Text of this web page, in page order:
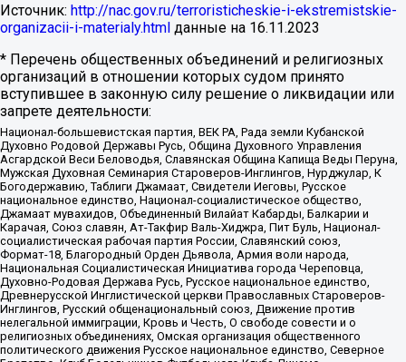
Источник: http://nac.gov.ru/terroristicheskie-i-ekstremistskie-
organizacii-i-materialy.html данные на 16.11.2023
* Перечень общественных объединений и религиозных
организаций в отношении которых судом принято
вступившее в законную силу решение о ликвидации или
запрете деятельности:
Национал-большевистская партия, ВЕК РА, Рада земли Кубанской
Духовно Родовой Державы Русь, Община Духовного Управления
Асгардской Веси Беловодья, Славянская Община Капища Веды Перуна,
Мужская Духовная Семинария Староверов-Инглингов, Нурджулар, К
Богодержавию, Таблиги Джамаат, Свидетели Иеговы, Русское
национальное единство, Национал-социалистическое общество,
Джамаат мувахидов, Объединенный Вилайат Кабарды, Балкарии и
Карачая, Союз славян, Ат-Такфир Валь-Хиджра, Пит Буль, Национал-
социалистическая рабочая партия России, Славянский союз,
Формат-18, Благородный Орден Дьявола, Армия воли народа,
Национальная Социалистическая Инициатива города Череповца,
Духовно-Родовая Держава Русь, Русское национальное единство,
Древнерусской Инглистической церкви Православных Староверов-
Инглингов, Русский общенациональный союз, Движение против
нелегальной иммиграции, Кровь и Честь, О свободе совести и о
религиозных объединениях, Омская организация общественного
политического движения Русское национальное единство, Северное